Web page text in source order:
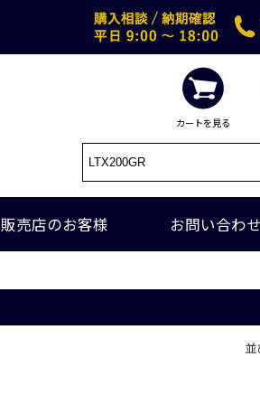
カートを見る
販売店のお客様 お問い合わ
並